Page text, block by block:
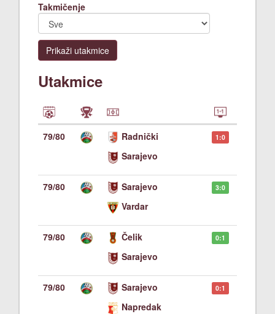
Takmičenje
Prikaži utakmice
Utakmice
79/80
Radnički
Sarajevo
1:0
79/80
Sarajevo
Vardar
3:0
79/80
Čelik
Sarajevo
0:1
79/80
Sarajevo
Napredak
0:1